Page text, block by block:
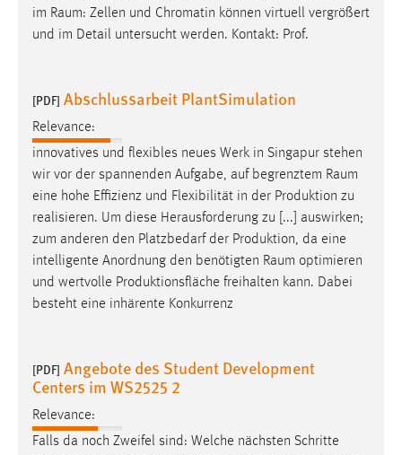
im Raum: Zellen und Chromatin können virtuell vergrößert
und im Detail untersucht werden. Kontakt: Prof.
[PDF] Abschlussarbeit PlantSimulation
Relevance:
innovatives und flexibles neues Werk in Singapur stehen
wir vor der spannenden Aufgabe, auf begrenztem Raum
eine hohe Effizienz und Flexibilität in der Produktion zu
realisieren. Um diese Herausforderung zu [...] auswirken;
zum anderen den Platzbedarf der Produktion, da eine
intelligente Anordnung den benötigten Raum optimieren
und wertvolle Produktionsfläche freihalten kann. Dabei
besteht eine inhärente Konkurrenz
[PDF] Angebote des Student Development
Centers im WS2525 2
Relevance:
Falls da noch Zweifel sind: Welche nächsten Schritte